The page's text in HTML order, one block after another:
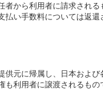
から利用者に請求される
い手数料については返還
供元に帰属し、日本およ
利用者に譲渡されるもの